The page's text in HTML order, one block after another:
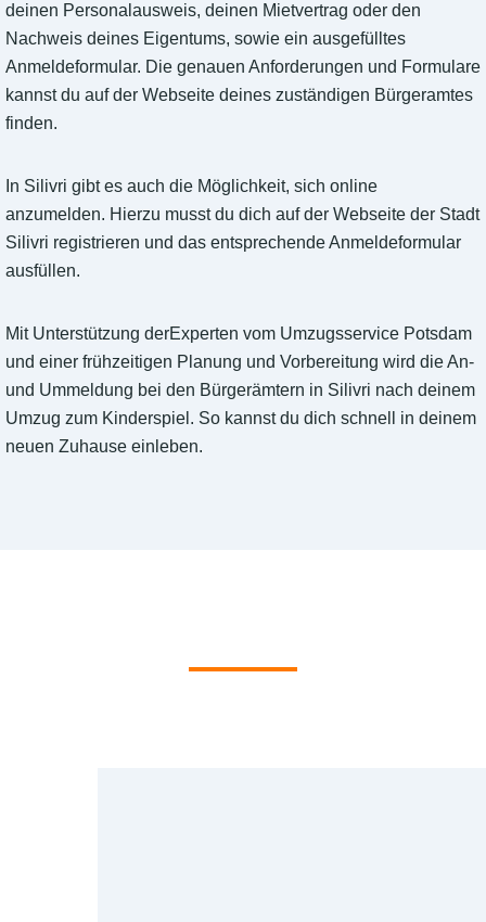
deinen Personalausweis, deinen Mietvertrag oder den
Nachweis deines Eigentums, sowie ein ausgefülltes
Anmeldeformular. Die genauen Anforderungen und Formulare
kannst du auf der Webseite deines zuständigen Bürgeramtes
finden.
In Silivri gibt es auch die Möglichkeit, sich online
anzumelden. Hierzu musst du dich auf der Webseite der Stadt
Silivri registrieren und das entsprechende Anmeldeformular
ausfüllen.
Mit Unterstützung derExperten vom Umzugsservice Potsdam
und einer frühzeitigen Planung und Vorbereitung wird die An-
und Ummeldung bei den Bürgerämtern in Silivri nach deinem
Umzug zum Kinderspiel. So kannst du dich schnell in deinem
neuen Zuhause einleben.